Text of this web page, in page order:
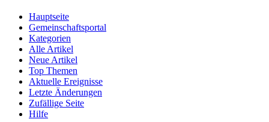
Hauptseite
Gemeinschaftsportal
Kategorien
Alle Artikel
Neue Artikel
Top Themen
Aktuelle Ereignisse
Letzte Änderungen
Zufällige Seite
Hilfe